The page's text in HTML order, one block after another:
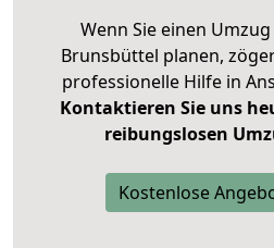
Wenn Sie einen
Brunsbüttel planen,
professionelle Hilfe in
Kontaktieren Sie uns
reibungslosen
Kostenlose